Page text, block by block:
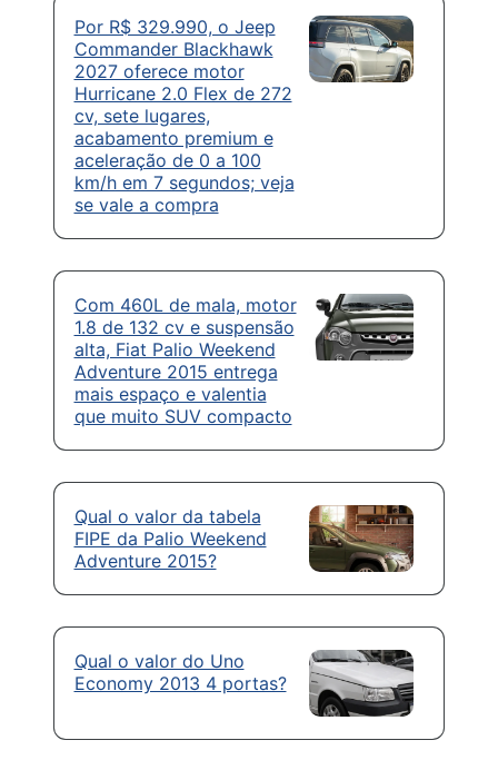
Por R$ 329.990, o Jeep
Commander Blackhawk
2027 oferece motor
Hurricane 2.0 Flex de 272
cv, sete lugares,
acabamento premium e
aceleração de 0 a 100
km/h em 7 segundos; veja
se vale a compra
Com 460L de mala, motor
1.8 de 132 cv e suspensão
alta, Fiat Palio Weekend
Adventure 2015 entrega
mais espaço e valentia
que muito SUV compacto
Qual o valor da tabela
FIPE da Palio Weekend
Adventure 2015?
Qual o valor do Uno
Economy 2013 4 portas?